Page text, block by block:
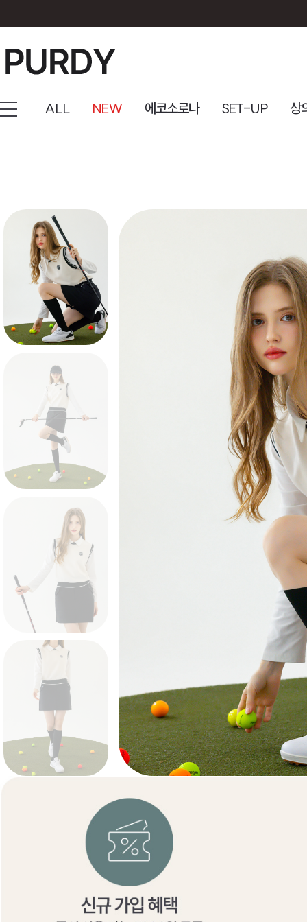
ALL NEW 에코소로나 SET-UP 상